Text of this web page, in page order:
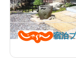
1泊円～
宿泊